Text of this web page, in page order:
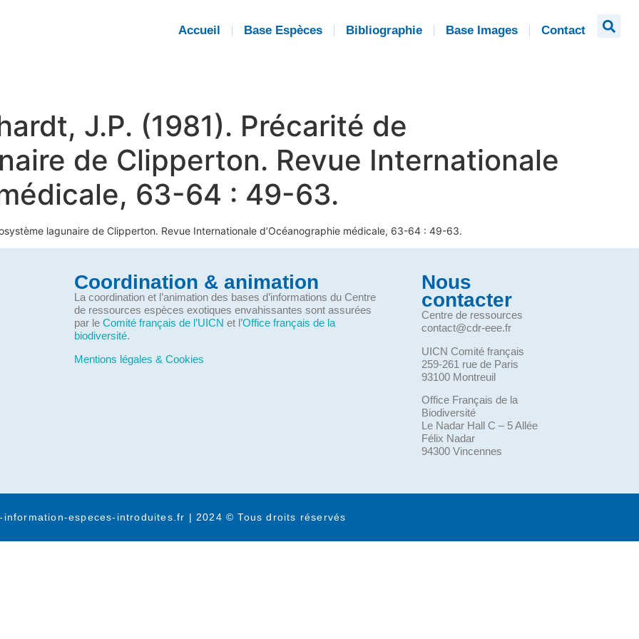
Accueil Base Espèces Bibliographie Base Images Contact
J.P. (1981). Précarité de
de Clipperton. Revue Internationale
63-64 : 49-63.
lagunaire de Clipperton. Revue Internationale d’Océanographie médicale, 63-64 : 49-63.
Coordination & animation
La coordination et l’animation des bases d’informations du Centre
de ressources espèces exotiques envahissantes sont assurées
par le Comité français de l’UICN et l’Office français de la
biodiversité.
Mentions légales & Cookies
Nous
contacter
Centre de ressources
contact@cdr-eee.fr
UICN Comité français
259-261 rue de Paris
93100 Montreuil
Office Français de la
Biodiversité
Le Nadar Hall C – 5 Allée
Félix Nadar
94300 Vincennes
information-especes-introduites.fr | 2024 © Tous droits réservés